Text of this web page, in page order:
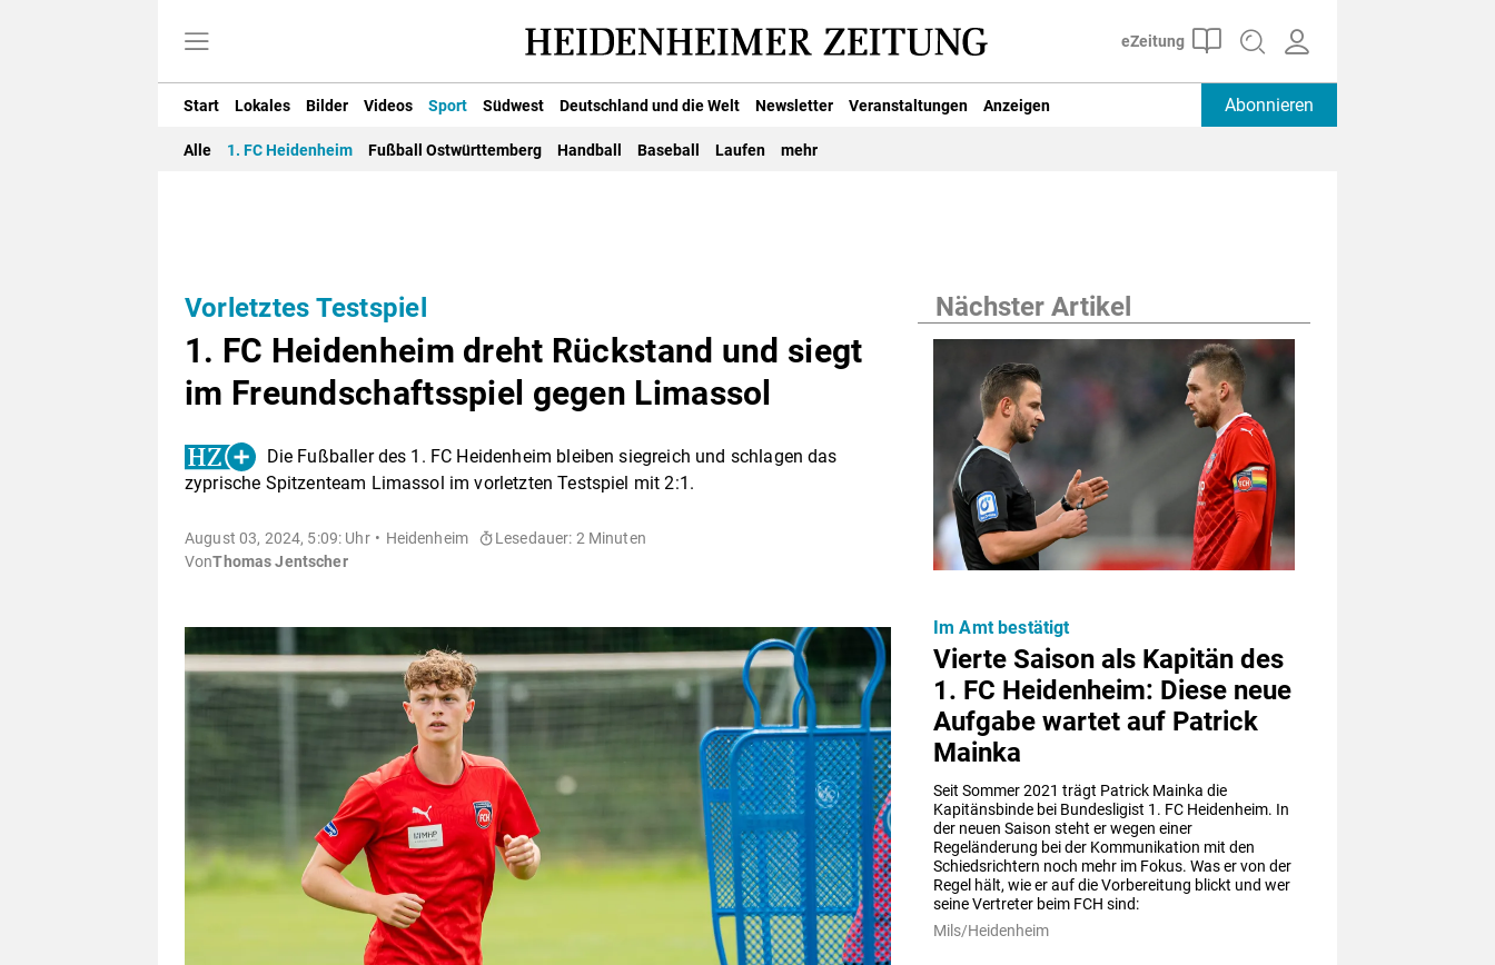
Start Lokales Bilder Videos Sport Südwest Deutschland und die Welt Newsletter Veranstaltungen Anzeigen Abonnieren
Alle 1. FC Heidenheim Fußball Ostwürttemberg Handball Baseball Laufen mehr
Vorletztes Testspiel
1. FC Heidenheim dreht Rückstand und siegt
im Freundschaftsspiel gegen Limassol
Die Fußballer des 1. FC Heidenheim bleiben siegreich und schlagen das
zyprische Spitzenteam Limassol im vorletzten Testspiel mit 2:1.
August 03, 2024, 5:09: Uhr Heidenheim
Lesedauer: 2 Minuten
VonThomas Jentscher
Nächster Artikel
Vierte Saison als Kapitän des
1. FC Heidenheim: Diese neue
Aufgabe wartet auf Patrick
Mainka
Seit Sommer 2021 trägt Patrick Mainka die
Kapitänsbinde bei Bundesligist 1. FC Heidenheim. In
der neuen Saison steht er wegen einer
Regeländerung bei der Kommunikation mit den
Schiedsrichtern noch mehr im Fokus. Was er von der
Regel hält, wie er auf die Vorbereitung blickt und wer
seine Vertreter beim FCH sind:
Im Amt bestätigt
Mils/Heidenheim